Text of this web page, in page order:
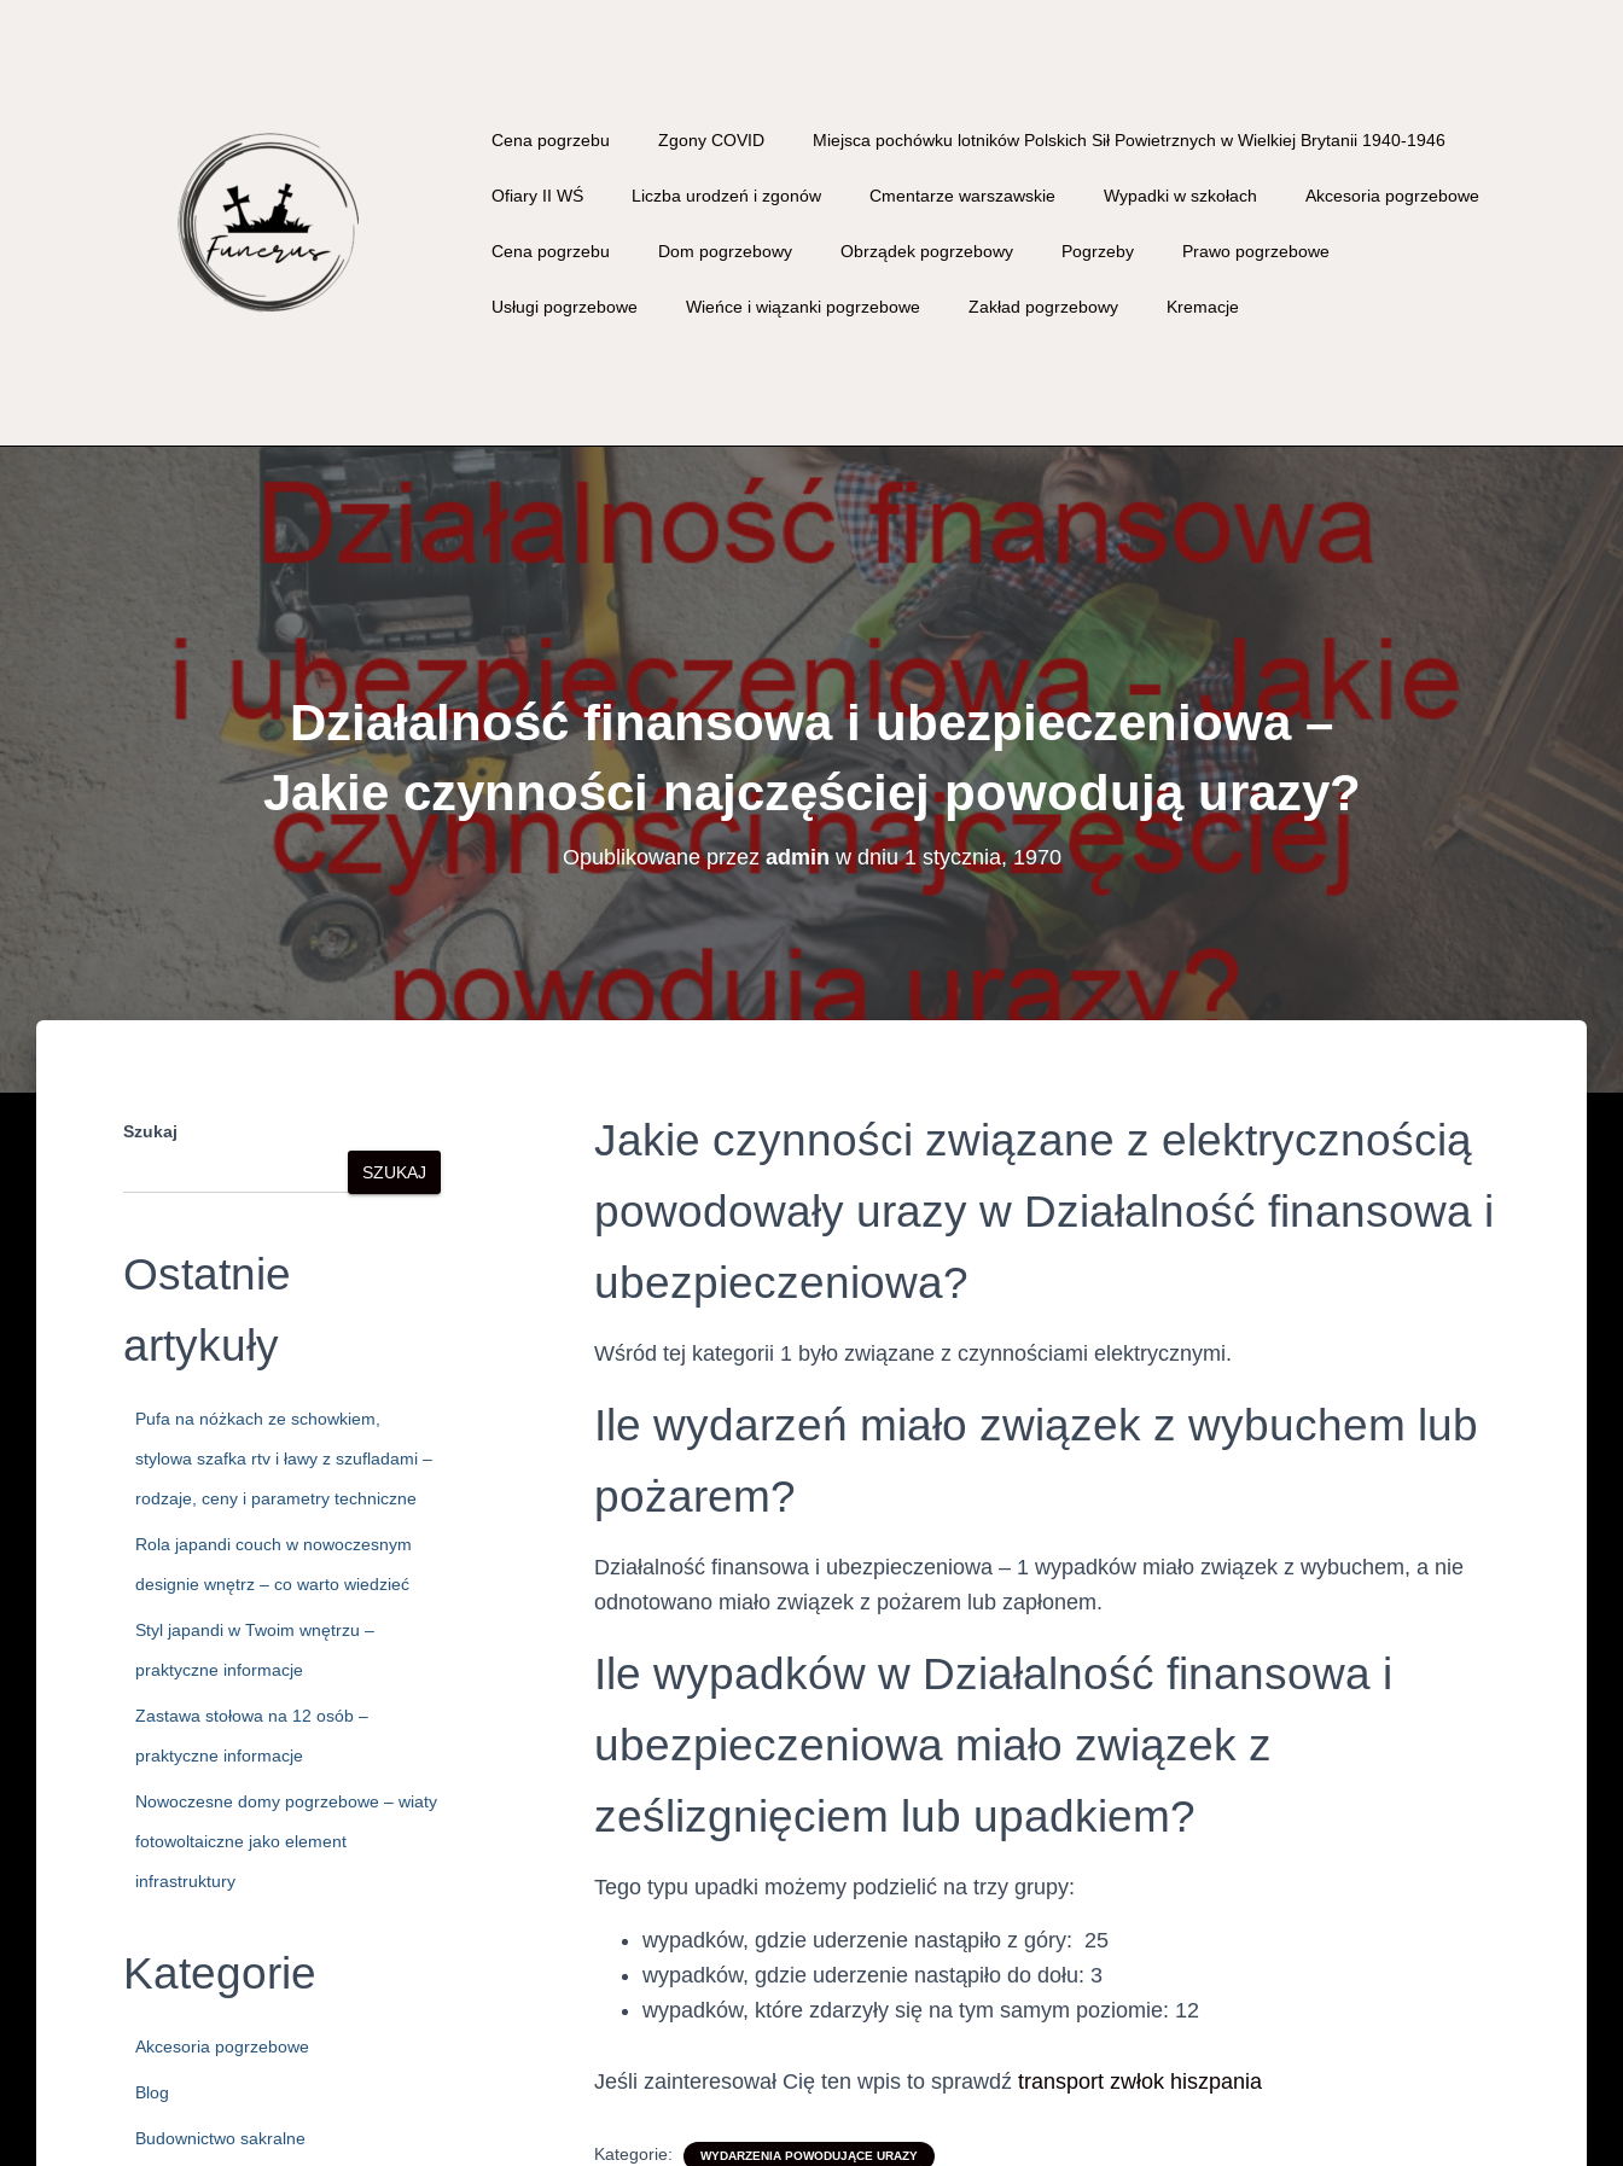
Cena pogrzebu Zgony COVID Miejsca pochówku lotników Polskich Sił Powietrznych w Wielkiej Brytanii 1940-1946
Ofiary II WŚ Liczba urodzeń i zgonów Cmentarze warszawskie Wypadki w szkołach Akcesoria pogrzebowe
Cena pogrzebu Dom pogrzebowy Obrządek pogrzebowy Pogrzeby Prawo pogrzebowe
Usługi pogrzebowe Wieńce i wiązanki pogrzebowe Zakład pogrzebowy Kremacje
Działalność finansowa i ubezpieczeniowa –
Jakie czynności najczęściej powodują urazy?
Opublikowane przez admin w dniu1 stycznia, 1970
Szukaj
SZUKAJ
Ostatnie
artykuły
Pufa na nóżkach ze schowkiem,
stylowa szafka rtv i ławy z szufladami –
rodzaje, ceny i parametry techniczne
Rola japandi couch w nowoczesnym
designie wnętrz – co warto wiedzieć
Styl japandi w Twoim wnętrzu –
praktyczne informacje
Zastawa stołowa na 12 osób –
praktyczne informacje
Nowoczesne domy pogrzebowe – wiaty
fotowoltaiczne jako element
infrastruktury
Kategorie
Akcesoria pogrzebowe
Blog
Budownictwo sakralne
Jakie czynności związane z elektrycznością
powodowały urazy w Działalność finansowa i
ubezpieczeniowa?
Wśród tej kategorii 1 było związane z czynnościami elektrycznymi.
Ile wydarzeń miało związek z wybuchem lub
pożarem?
Działalność finansowa i ubezpieczeniowa – 1 wypadków miało związek z wybuchem, a nie
odnotowano miało związek z pożarem lub zapłonem.
Ile wypadków w Działalność finansowa i
ubezpieczeniowa miało związek z
ześlizgnięciem lub upadkiem?
Tego typu upadki możemy podzielić na trzy grupy:
wypadków, gdzie uderzenie nastąpiło z góry: 25
wypadków, gdzie uderzenie nastąpiło do dołu: 3
wypadków, które zdarzyły się na tym samym poziomie: 12
Jeśli zainteresował Cię ten wpis to sprawdź transport zwłok hiszpania
Kategorie: WYDARZENIA POWODUJĄCE URAZY